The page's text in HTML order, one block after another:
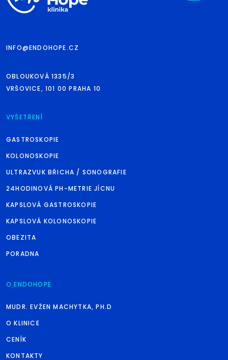
INFO@ENDOHOPE.CZ
OBLOUKOVÁ 1335/3
VRŠOVICE, 101 00 PRAHA 10
VYŠETŘENÍ
GASTROSKOPIE
KOLONOSKOPIE
ULTRAZVUK BŘICHA / SONOGRAFIE
24HODINOVÁ PH-METRIE JÍCNU
KAPSLOVÁ GASTROSKOPIE
KAPSLOVÁ KOLONOSKOPIE
OBEZITA
PORADNA
O ENDOHOPE
MUDR. EVŽEN MACHYTKA, PH.D
O KLINICE
CENÍK
KONTAKTY